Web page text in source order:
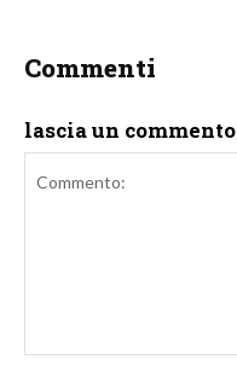
Commenti
lascia un commento